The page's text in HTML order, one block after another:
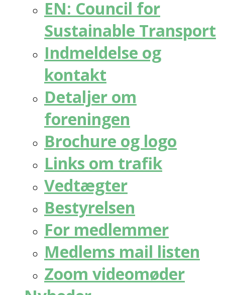
EN: Council for
Sustainable Transport
Indmeldelse og
kontakt
Detaljer om
foreningen
Brochure og logo
Links om trafik
Vedtægter
Bestyrelsen
For medlemmer
Medlems mail listen
Zoom videomøder